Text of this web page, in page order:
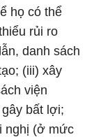
họ có thể
rủi ro
danh sách
(iii) xây
viện
bất lợi;
nghị (ở mức